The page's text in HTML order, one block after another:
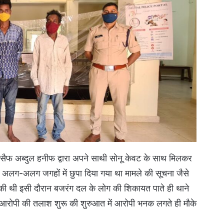
अब्दुल हनीफ द्वारा अपने साथी सोनू केवट के साथ मिलकर
अलग जगहों में छुपा दिया गया था मामले की सूचना जैसे
थी इसी दौरान बजरंग दल के लोग की शिकायत पाते ही थाने
की तलाश शुरू की शुरुआत में आरोपी भनक लगते ही मौके